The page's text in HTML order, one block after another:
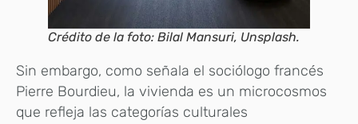
Crédito de la foto: Bilal Mansuri, Unsplash.
Sin embargo, como señala el sociólogo francés
Pierre Bourdieu, la vivienda es un microcosmos
que refleja las categorías culturales